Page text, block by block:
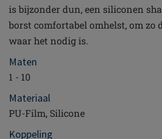
is bijzonder dun, een siliconen
borst comfortabel omhelst, om zo
waar het nodig is.
Maten
1 - 10
Materiaal
PU-Film, Silicone
Koppeling